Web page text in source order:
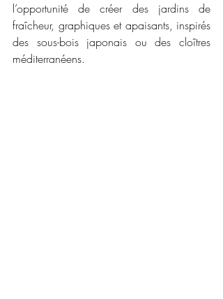
l’opportunité de créer des jardins de
fraîcheur, graphiques et apaisants, inspirés
des sous-bois japonais ou des cloîtres
méditerranéens.